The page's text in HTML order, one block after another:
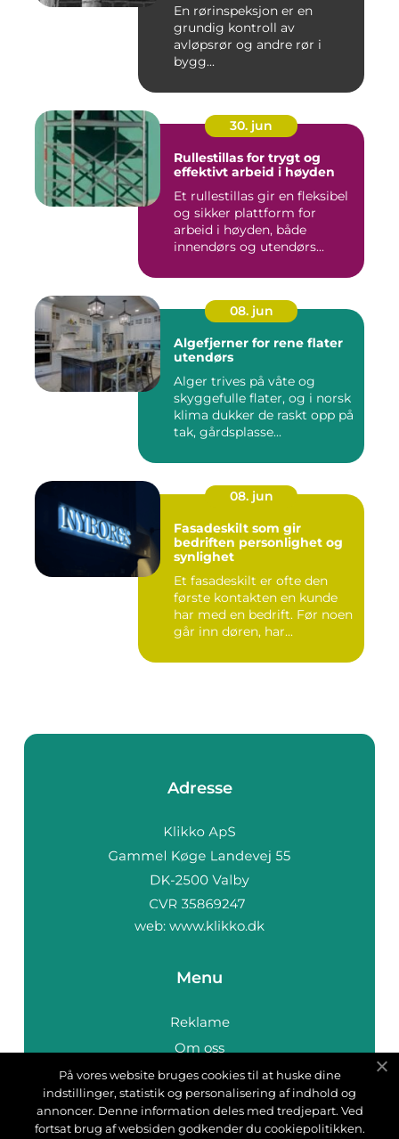
En rørinspeksjon er en
grundig kontroll av
avløpsrør og andre rør i
bygg...
30. jun
Rullestillas for trygt og
effektivt arbeid i høyden
Et rullestillas gir en fleksibel
og sikker plattform for
arbeid i høyden, både
innendørs og utendørs...
08. jun
Algefjerner for rene flater
utendørs
Alger trives på våte og
skyggefulle flater, og i norsk
klima dukker de raskt opp på
tak, gårdsplasse...
08. jun
Fasadeskilt som gir
bedriften personlighet og
synlighet
Et fasadeskilt er ofte den
første kontakten en kunde
har med en bedrift. Før noen
går inn døren, har...
Adresse
web: www.klikko.dk
Menu
Reklame
Om oss
Cookies
Kontakt Oss
Sitemap
På vores website bruges cookies til at huske dine
indstillinger, statistik og personalisering af indhold og
annoncer. Denne information deles med tredjepart. Ved
fortsat brug af websiden godkender du cookiepolitikken.